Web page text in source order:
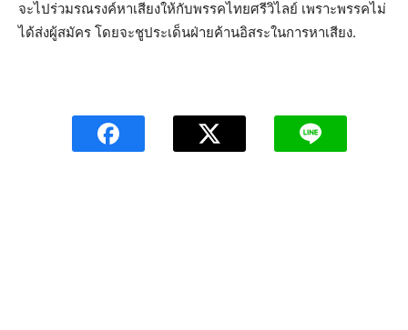
จะไปร่วมรณรงค์หาเสียงให้กับพรรคไทยศรีวิไลย์ เพราะพรรคไม่
ได้ส่งผู้สมัคร โดยจะชูประเด็นฝ่ายค้านอิสระในการหาเสียง.